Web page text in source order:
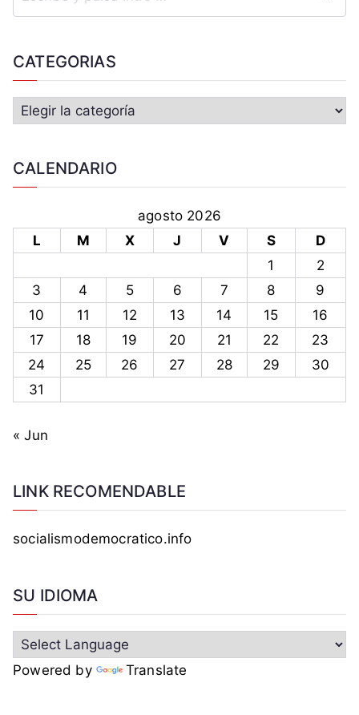
CATEGORIAS
CALENDARIO
agosto 2026
L
M X J V S
D
1
2
3
4 5 6 7 8
9
10
11 12 13 14 15
16
17
18 19 20 21 22
23
24
25 26 27 28 29
30
31
« Jun
LINK RECOMENDABLE
socialismodemocratico.info
SU IDIOMA
Powered by Translate